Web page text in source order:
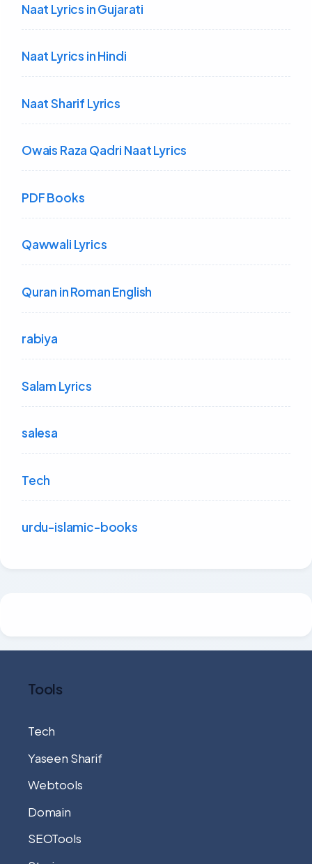
Naat Lyrics in Gujarati
Naat Lyrics in Hindi
Naat Sharif Lyrics
Owais Raza Qadri Naat Lyrics
PDF Books
Qawwali Lyrics
Quran in Roman English
rabiya
Salam Lyrics
salesa
Tech
urdu-islamic-books
Tools
Tech
Yaseen Sharif
Webtools
Domain
SEOTools